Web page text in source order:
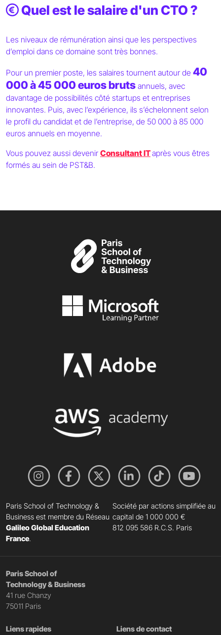
Quel est le salaire d'un CTO ?
Les niveaux de rémunération ainsi que les perspectives
d’emploi dans ce domaine sont très bonnes.
Pour un premier poste, les salaires tournent autour de 40
000 à 45 000 euros bruts annuels, avec
davantage de possibilités côté startups et entreprises
innovantes. Puis, avec l’expérience, ils s’échelonnent selon
le profil du candidat et de l’entreprise, de 50 000 à 85 000
euros annuels en moyenne.
Vous pouvez aussi devenir Consultant ITaprès vous êtres
formés au sein de PST&B.
Paris School of Technology &
Business est membre du Réseau
Galileo Global Education
France.
Société par actions simplifiée au
capital de 1 000 000 €
812 095 586 R.C.S. Paris
Paris School of
Technology & Business
41 rue Chanzy
75011 Paris
Liens rapides Liens de contact